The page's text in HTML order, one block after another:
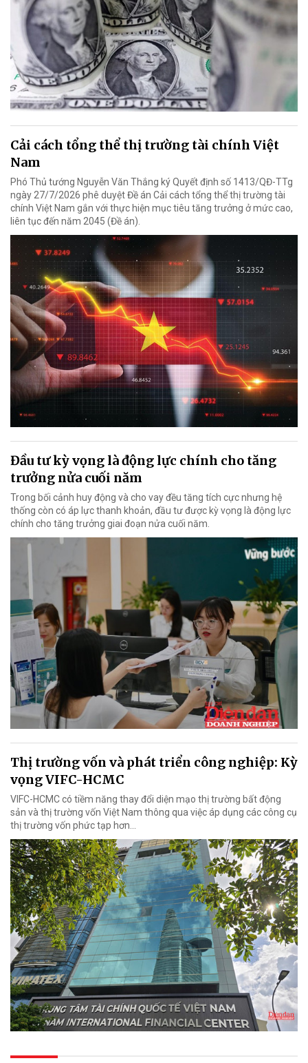
Cải cách tổng thể thị trường tài chính Việt
Nam
Phó Thủ tướng Nguyễn Văn Thắng ký Quyết định số 1413/QĐ-TTg
ngày 27/7/2026 phê duyệt Đề án Cải cách tổng thể thị trường tài
chính Việt Nam gắn với thực hiện mục tiêu tăng trưởng ở mức cao,
liên tục đến năm 2045 (Đề án).
Đầu tư kỳ vọng là động lực chính cho tăng
trưởng nửa cuối năm
Trong bối cảnh huy động và cho vay đều tăng tích cực nhưng hệ
thống còn có áp lực thanh khoản, đầu tư được kỳ vọng là động lực
chính cho tăng trưởng giai đoạn nửa cuối năm.
Thị trường vốn và phát triển công nghiệp: Kỳ
vọng VIFC-HCMC
VIFC-HCMC có tiềm năng thay đổi diện mạo thị trường bất động
sản và thị trường vốn Việt Nam thông qua việc áp dụng các công cụ
thị trường vốn phức tạp hơn...